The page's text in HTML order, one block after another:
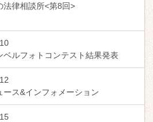
法律相談所<第8回>
ベルフォトコンテスト結果発表
ース&インフォメーション